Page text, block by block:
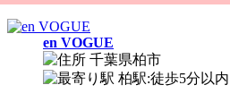
en VOGUE
千葉県柏市
柏駅:徒歩5分以内